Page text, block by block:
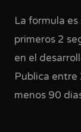
La formula
primeros 2
en el
Publica entre
menos 90